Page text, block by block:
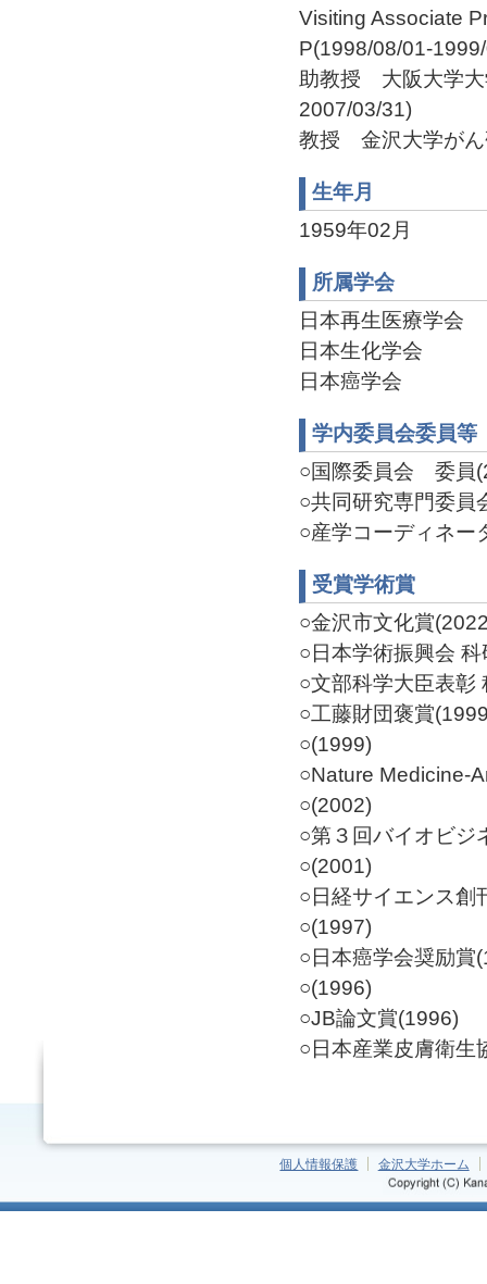
Visiting Associate
P(1998/08/01-
助教授 大阪大学
2007/03/31)
教授 金沢大学がん
生年月
1959年02月
所属学会
日本再生医療学会
日本生化学会
日本癌学会
学内委員会委員等
○国際委員会 委員
○共同研究専門委
○産学コーディネ
受賞学術賞
○金沢市文化賞
○日本学術振興会
○文部科学大臣表彰
○工藤財団褒賞
○(1999)
○Nature Medicine-
○(2002)
○第３回バイオビジ
○(2001)
○日経サイエンス創
○(1997)
○日本癌学会奨励賞
○(1996)
○JB論文賞(1996)
○日本産業皮膚衛生
個人情報保護 金沢大学ホーム